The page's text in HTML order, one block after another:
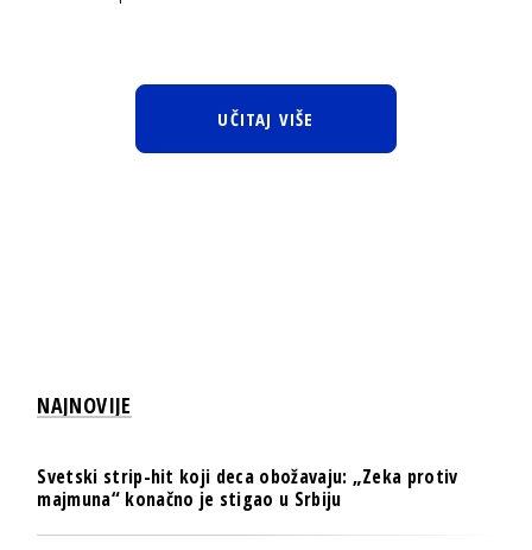
UČITAJ VIŠE
NAJNOVIJE
Svetski strip-hit koji deca obožavaju: „Zeka protiv
majmuna“ konačno je stigao u Srbiju